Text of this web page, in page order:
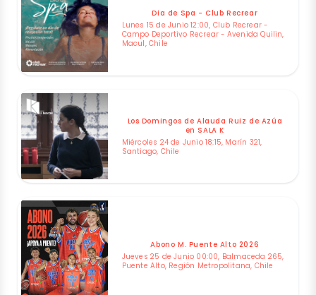
Dia de Spa - Club Recrear
Lunes 15 de Junio 12:00, Club Recrear -
Campo Deportivo Recrear - Avenida Quilin,
Macul, Chile
Los Domingos de Alauda Ruiz de Azúa
en SALA K
Miércoles 24 de Junio 18:15, Marín 321,
Santiago, Chile
Abono M. Puente Alto 2026
Jueves 25 de Junio 00:00, Balmaceda 265,
Puente Alto, Región Metropolitana, Chile